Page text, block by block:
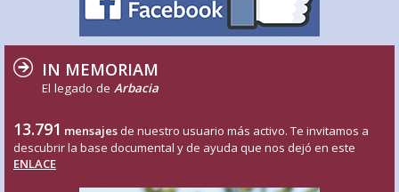
IN MEMORIAM
El legado de Arbacia
13.791 mensajes de nuestro usuario más activo. Te invitamos a
descubrir la base documental y de ayuda que nos dejó en este
ENLACE